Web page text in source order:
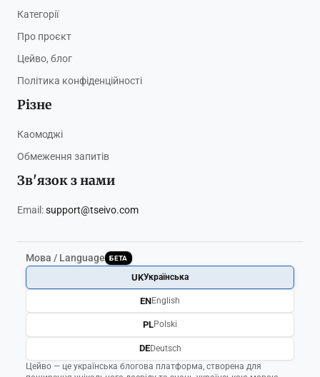
Категорії
Про проєкт
Цейво, блог
Політика конфіденційності
Різне
Каомоджі
Обмеження запитів
Зв'язок з нами
Email:support@tseivo.com
Мова / Language БЕТА
Цейво — це українська блогова платформа, створена для
UKУкраїнська
ENEnglish
PLPolski
DEDeutsch